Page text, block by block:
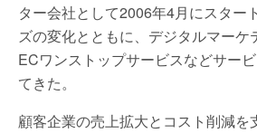
ター会社として2006年4月にスター
ズの変化とともに、デジタルマーケ
ECワンストップサービスなどサー
てきた。
顧客企業の売上拡大とコスト削減を